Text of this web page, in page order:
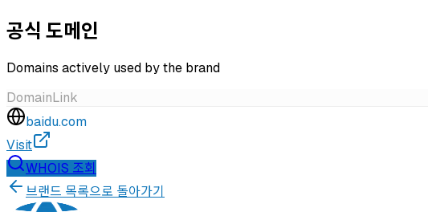
공식 도메인
Domains actively used by the brand
DomainLink
baidu.com
Visit
WHOIS 조회
브랜드 목록으로 돌아가기